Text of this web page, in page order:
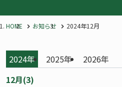
HOME お知らせ 2024年12月
2024年 2025年
2026年
12月(3)